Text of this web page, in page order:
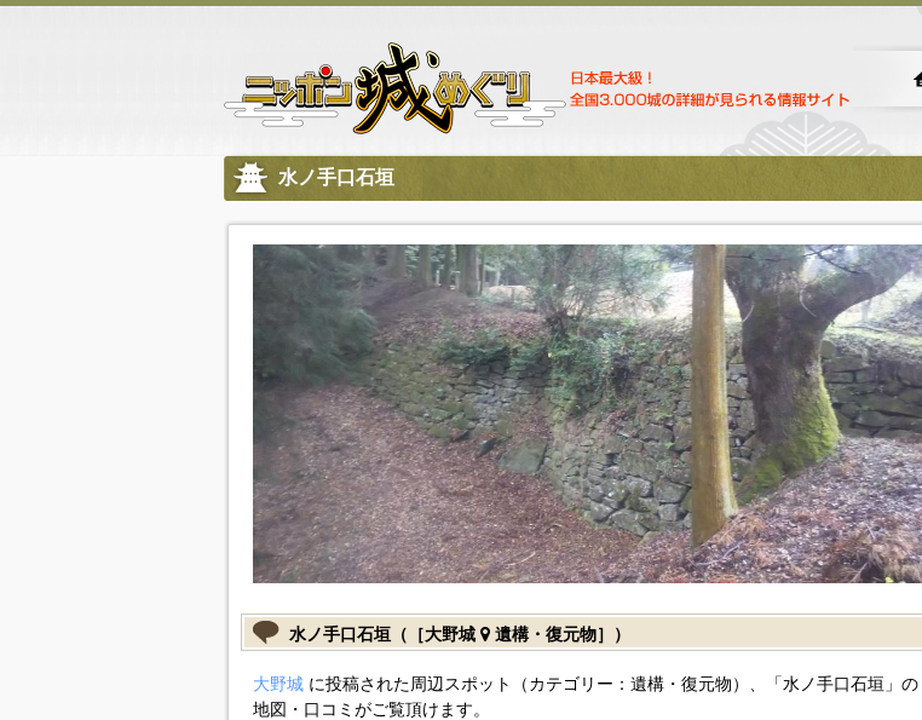
水ノ手口石垣
水ノ手口石垣（［大野城 遺構・復元物］）
大野城に投稿された周辺スポット（カテゴリー：遺構・復元物）、「水ノ手口石垣」の
地図・口コミがご覧頂けます。